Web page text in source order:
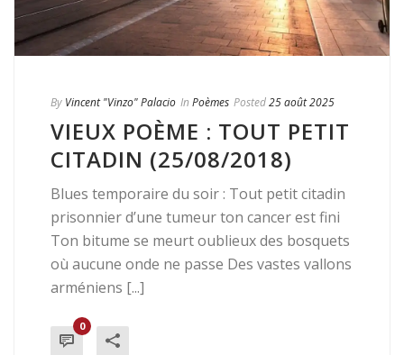
By Vincent "Vinzo" Palacio In Poèmes Posted25 août 2025
VIEUX POÈME : TOUT PETIT
CITADIN (25/08/2018)
Blues temporaire du soir : Tout petit citadin
prisonnier d’une tumeur ton cancer est fini
Ton bitume se meurt oublieux des bosquets
où aucune onde ne passe Des vastes vallons
arméniens [...]
0